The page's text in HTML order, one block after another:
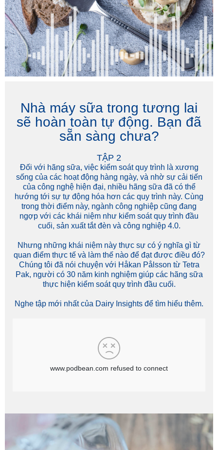
Nhà máy sữa trong tương lai
sẽ hoàn toàn tự động. Bạn đã
sẵn sàng chưa?
TẬP 2
Đối với hãng sữa, việc kiểm soát quy trình là xương
sống của các hoạt động hàng ngày, và nhờ sự cải tiến
của công nghệ hiện đại, nhiều hãng sữa đã có thể
hướng tới sự tự động hóa hơn các quy trình này. Cùng
trong thời điểm này, ngành công nghiệp cũng đang
ngợp với các khái niệm như kiểm soát quy trình đầu
cuối, sản xuất tắt đèn và công nghiệp 4.0.
Nhưng những khái niệm này thực sự có ý nghĩa gì từ
quan điểm thực tế và làm thế nào để đạt được điều đó?
Chúng tôi đã nói chuyện với Håkan Pålsson từ Tetra
Pak, người có 30 năm kinh nghiệm giúp các hãng sữa
thực hiện kiểm soát quy trình đầu cuối.
Nghe tập mới nhất của Dairy Insights để tìm hiểu thêm.